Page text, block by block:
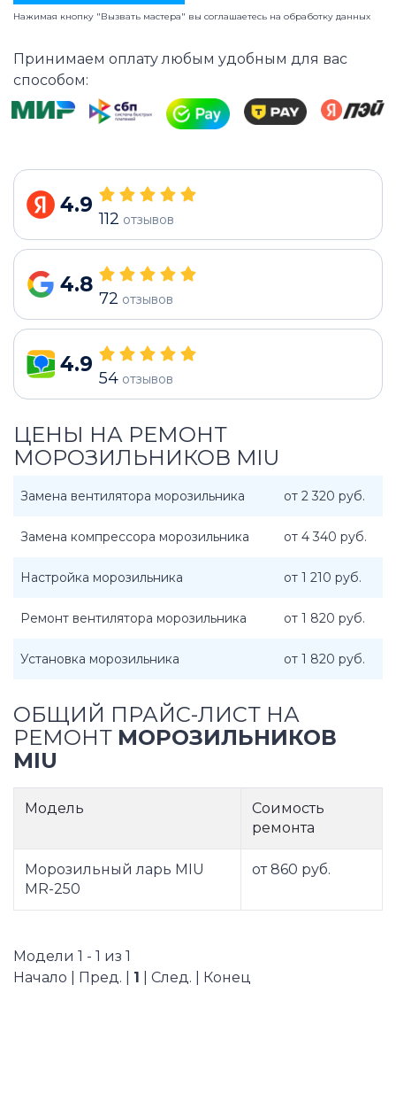
Нажимая кнопку "Вызвать мастера" вы соглашаетесь на обработку данных
Принимаем оплату любым удобным для вас
способом:
4.9
112 отзывов
4.8
72 отзывов
4.9
54 отзывов
ЦЕНЫ НА РЕМОНТ
МОРОЗИЛЬНИКОВ MIU
Замена вентилятора морозильника от 2 320 руб.
Замена компрессора морозильника от 4 340 руб.
Настройка морозильника от 1 210 руб.
Ремонт вентилятора морозильника от 1 820 руб.
Установка морозильника от 1 820 руб.
ОБЩИЙ ПРАЙС-ЛИСТ НА
РЕМОНТ МОРОЗИЛЬНИКОВ
MIU
Модель
Соимость
ремонта
Морозильный ларь MIU
MR-250
от 860 руб.
Модели 1 - 1 из 1
Начало | Пред. | 1 | След. | Конец